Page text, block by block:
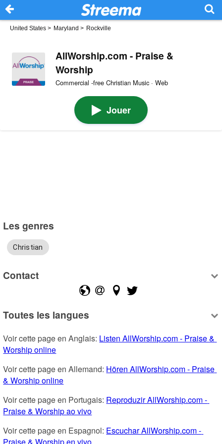
United States > Maryland > Rockville
AllWorship.com - Praise &
Worship
Commercial -free Christian Music · Web
Jouer
Les genres
Christian
Contact
Toutes les langues
Voir cette page en Anglais: Listen AllWorship.com - Praise &
Worship online
Voir cette page en Allemand: Hören AllWorship.com - Praise
& Worship online
Voir cette page en Portugais: Reproduzir AllWorship.com -
Praise & Worship ao vivo
Voir cette page en Espagnol: Escuchar AllWorship.com -
Praise & Worship en vivo